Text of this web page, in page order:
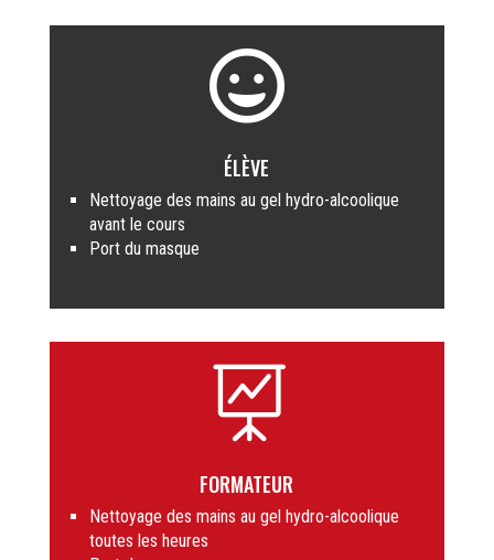

ÉLÈVE
Nettoyage des mains au gel hydro-alcoolique
avant le cours
Port du masque

FORMATEUR
Nettoyage des mains au gel hydro-alcoolique
toutes les heures